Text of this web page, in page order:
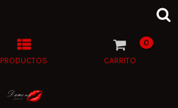
PRODUCTOS CARRITO
0